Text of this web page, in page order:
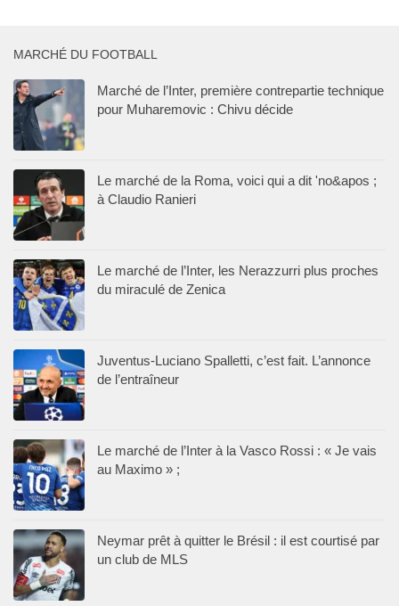
MARCHÉ DU FOOTBALL
Marché de l’Inter, première contrepartie technique
pour Muharemovic : Chivu décide
Le marché de la Roma, voici qui a dit 'no&apos ;
à Claudio Ranieri
Le marché de l’Inter, les Nerazzurri plus proches
du miraculé de Zenica
Juventus-Luciano Spalletti, c’est fait. L’annonce
de l’entraîneur
Le marché de l’Inter à la Vasco Rossi : « Je vais
au Maximo » ;
Neymar prêt à quitter le Brésil : il est courtisé par
un club de MLS